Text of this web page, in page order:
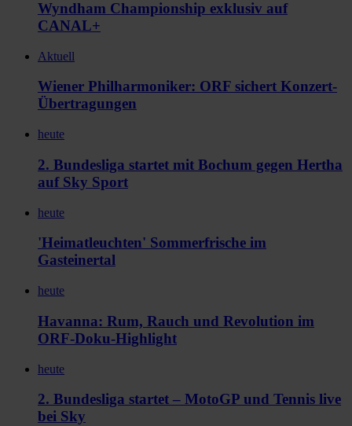
Wyndham Championship exklusiv auf
CANAL+
Aktuell
Wiener Philharmoniker: ORF sichert Konzert-
Übertragungen
heute
2. Bundesliga startet mit Bochum gegen Hertha
auf Sky Sport
heute
'Heimatleuchten' Sommerfrische im
Gasteinertal
heute
Havanna: Rum, Rauch und Revolution im
ORF-Doku-Highlight
heute
2. Bundesliga startet – MotoGP und Tennis live
bei Sky